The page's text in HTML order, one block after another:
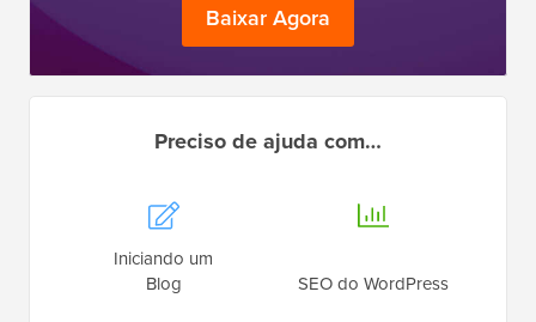
Baixar Agora
Preciso de ajuda com…
Iniciando um
Blog
SEO do WordPress